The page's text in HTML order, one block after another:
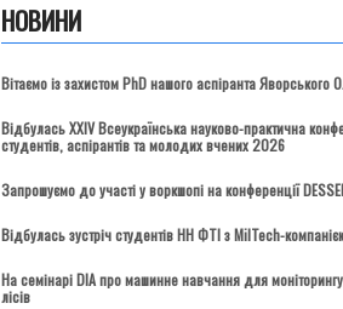
НОВИНИ
Вітаємо із захистом PhD нашого аспіранта Яворського
Відбулась ХХІV Всеукраїнська науково-практична
студентів, аспірантів та молодих вчених 2026
Запрошуємо до участі у воркшопі на конференції
Відбулась зустріч студентів НН ФТІ з MilTech-
На семінарі DIA про машинне навчання для
лісів